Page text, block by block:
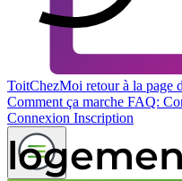
ToitChezMoi retour à la page
Comment ça marche FAQ:
Connexion Inscription